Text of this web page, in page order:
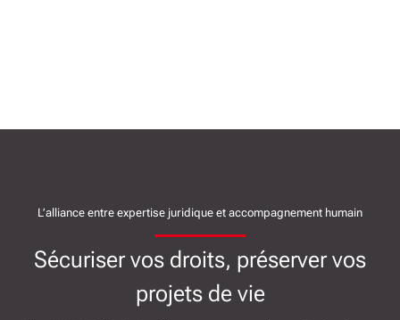
L’alliance entre expertise juridique et accompagnement humain
Sécuriser vos droits, préserver vos
projets de vie